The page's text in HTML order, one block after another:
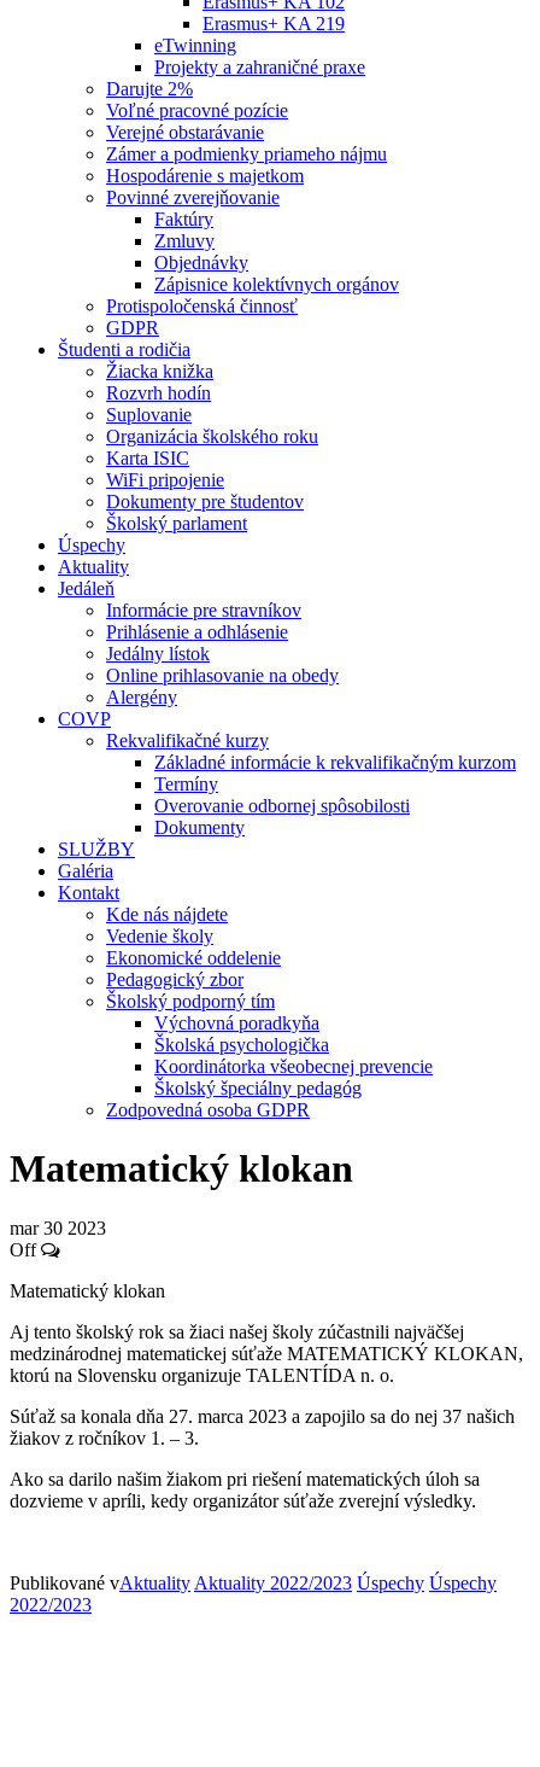
Erasmus+ KA 219
eTwinning
Projekty a zahraničné praxe
Darujte 2%
Voľné pracovné pozície
Verejné obstarávanie
Zámer a podmienky priameho nájmu
Hospodárenie s majetkom
Povinné zverejňovanie
Faktúry
Zmluvy
Objednávky
Zápisnice kolektívnych orgánov
Protispoločenská činnosť
GDPR
Študenti a rodičia
Žiacka knižka
Rozvrh hodín
Suplovanie
Organizácia školského roku
Karta ISIC
WiFi pripojenie
Dokumenty pre študentov
Školský parlament
Úspechy
Aktuality
Jedáleň
Informácie pre stravníkov
Prihlásenie a odhlásenie
Jedálny lístok
Online prihlasovanie na obedy
Alergény
COVP
Rekvalifikačné kurzy
Základné informácie k rekvalifikačným kurzom
Termíny
Overovanie odbornej spôsobilosti
Dokumenty
SLUŽBY
Galéria
Kontakt
Kde nás nájdete
Vedenie školy
Ekonomické oddelenie
Pedagogický zbor
Školský podporný tím
Výchovná poradkyňa
Školská psychologička
Koordinátorka všeobecnej prevencie
Školský špeciálny pedagóg
Zodpovedná osoba GDPR
Matematický klokan
mar30 2023
Off
Matematický klokan
Aj tento školský rok sa žiaci našej školy zúčastnili najväčšej
medzinárodnej matematickej súťaže MATEMATICKÝ KLOKAN,
ktorú na Slovensku organizuje TALENTÍDA n. o.
Súťaž sa konala dňa 27. marca 2023 a zapojilo sa do nej 37 našich
žiakov z ročníkov 1. – 3.
Ako sa darilo našim žiakom pri riešení matematických úloh sa
dozvieme v apríli, kedy organizátor súťaže zverejní výsledky.
Publikované vAktuality Aktuality 2022/2023 Úspechy Úspechy
2022/2023